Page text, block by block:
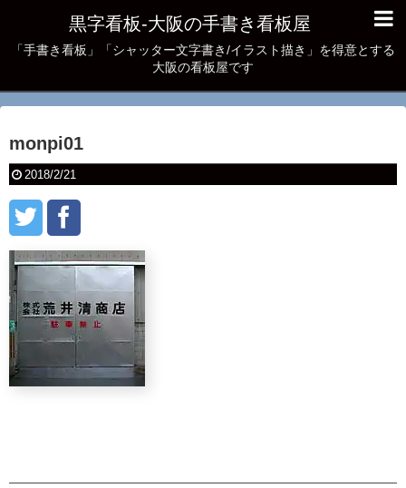
黒字看板‐大阪の手書き看板屋
「手書き看板」「シャッター文字書き/イラスト描き」を得意とする
大阪の看板屋です
monpi01
2018/2/21